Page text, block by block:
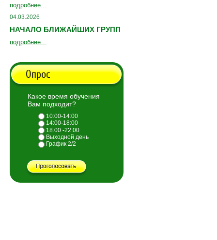
подробнее...
04.03.2026
НАЧАЛО БЛИЖАЙШИХ ГРУПП
подробнее...
Опрос
Какое время обучения
Вам подходит?
10:00-14:00
14:00-18:00
18:00 -22:00
Выходной день
График 2/2